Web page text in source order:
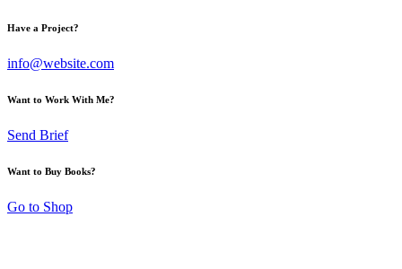
Have a Project?
info@website.com
Want to Work With Me?
Send Brief
Want to Buy Books?
Go to Shop